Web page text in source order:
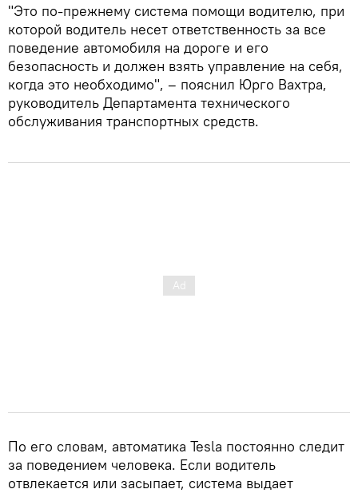
"Это по-прежнему система помощи водителю, при
которой водитель несет ответственность за все
поведение автомобиля на дороге и его
безопасность и должен взять управление на себя,
когда это необходимо", – пояснил Юрго Вахтра,
руководитель Департамента технического
обслуживания транспортных средств.
По его словам, автоматика Tesla постоянно следит
за поведением человека. Если водитель
отвлекается или засыпает, система выдает